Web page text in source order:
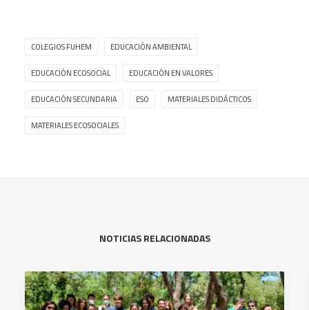
COLEGIOS FUHEM EDUCACIÓN AMBIENTAL
EDUCACIÓN ECOSOCIAL EDUCACIÓN EN VALORES
EDUCACIÓN SECUNDARIA ESO MATERIALES DIDÁCTICOS
MATERIALES ECOSOCIALES
NOTICIAS RELACIONADAS